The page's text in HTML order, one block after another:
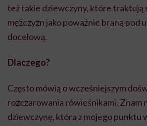
też takie dziewczyny, które traktują
mężczyzn jako poważnie braną pod
docelową.
Dlaczego?
Często mówią o wcześniejszym
rozczarowania rówieśnikami. Znam
dziewczynę, która z mojego punktu